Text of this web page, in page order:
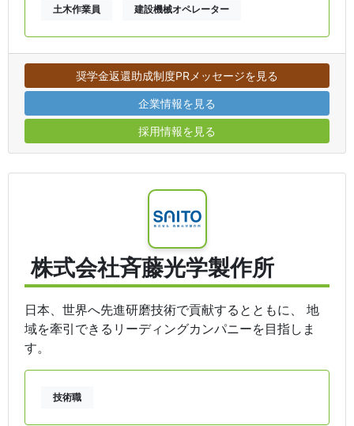
土木作業員 建設機械オペレーター
奨学金返還助成制度PRメッセージを見る
企業情報を見る
採用情報を見る
株式会社斉藤光学製作所
日本、世界へ先進研磨技術で貢献するとともに、 地
域を牽引できるリーディングカンパニーを目指しま
す。
技術職